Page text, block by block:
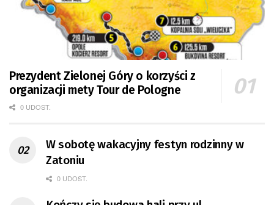
Prezydent Zielonej Góry o korzyści z
organizacji mety Tour de Pologne
0 UDOST.
W sobotę wakacyjny festyn rodzinny w
Zatoniu
0 UDOST.